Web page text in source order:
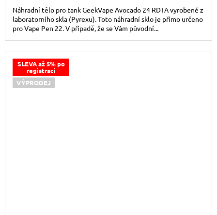
Náhradní tělo pro tank GeekVape Avocado 24 RDTA vyrobené z
laboratorního skla (Pyrexu). Toto náhradní sklo je přímo určeno
pro Vape Pen 22. V případě, že se Vám původní...
SLEVA až 5% po
registraci
VÝPRODEJ